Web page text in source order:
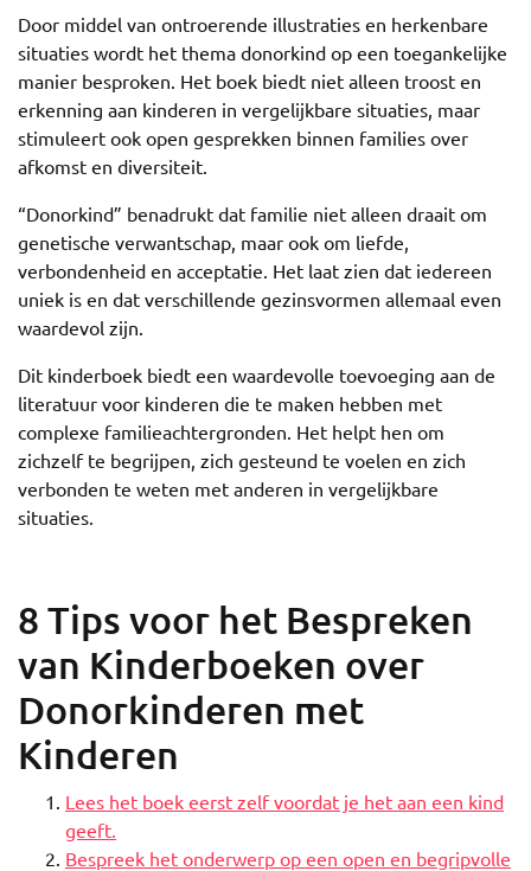
Door middel van ontroerende illustraties en herkenbare
situaties wordt het thema donorkind op een toegankelijke
manier besproken. Het boek biedt niet alleen troost en
erkenning aan kinderen in vergelijkbare situaties, maar
stimuleert ook open gesprekken binnen families over
afkomst en diversiteit.
“Donorkind” benadrukt dat familie niet alleen draait om
genetische verwantschap, maar ook om liefde,
verbondenheid en acceptatie. Het laat zien dat iedereen
uniek is en dat verschillende gezinsvormen allemaal even
waardevol zijn.
Dit kinderboek biedt een waardevolle toevoeging aan de
literatuur voor kinderen die te maken hebben met
complexe familieachtergronden. Het helpt hen om
zichzelf te begrijpen, zich gesteund te voelen en zich
verbonden te weten met anderen in vergelijkbare
situaties.
8 Tips voor het Bespreken
van Kinderboeken over
Donorkinderen met
Kinderen
Lees het boek eerst zelf voordat je het aan een kind
geeft.
Bespreek het onderwerp op een open en begripvolle